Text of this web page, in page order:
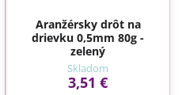
Aranžérsky drôt na
drievku 0,5mm 80g -
zelený
Skladom
3,51 €